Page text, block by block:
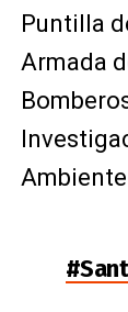
Puntilla
Armada